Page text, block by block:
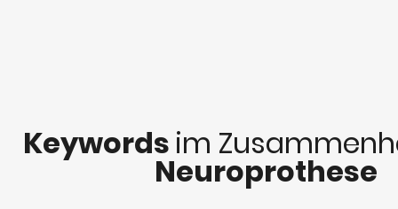
Keywords im
Neuroprothese